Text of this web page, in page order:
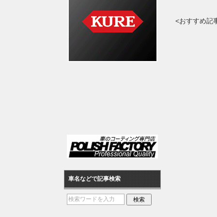
<おすすめ記
車名などで記事検索